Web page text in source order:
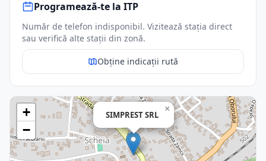
Programează-te la ITP
Număr de telefon indisponibil. Vizitează stația direct
sau verifică alte stații din zonă.
Obține indicații rută
SIMPREST SRL
×
+
−